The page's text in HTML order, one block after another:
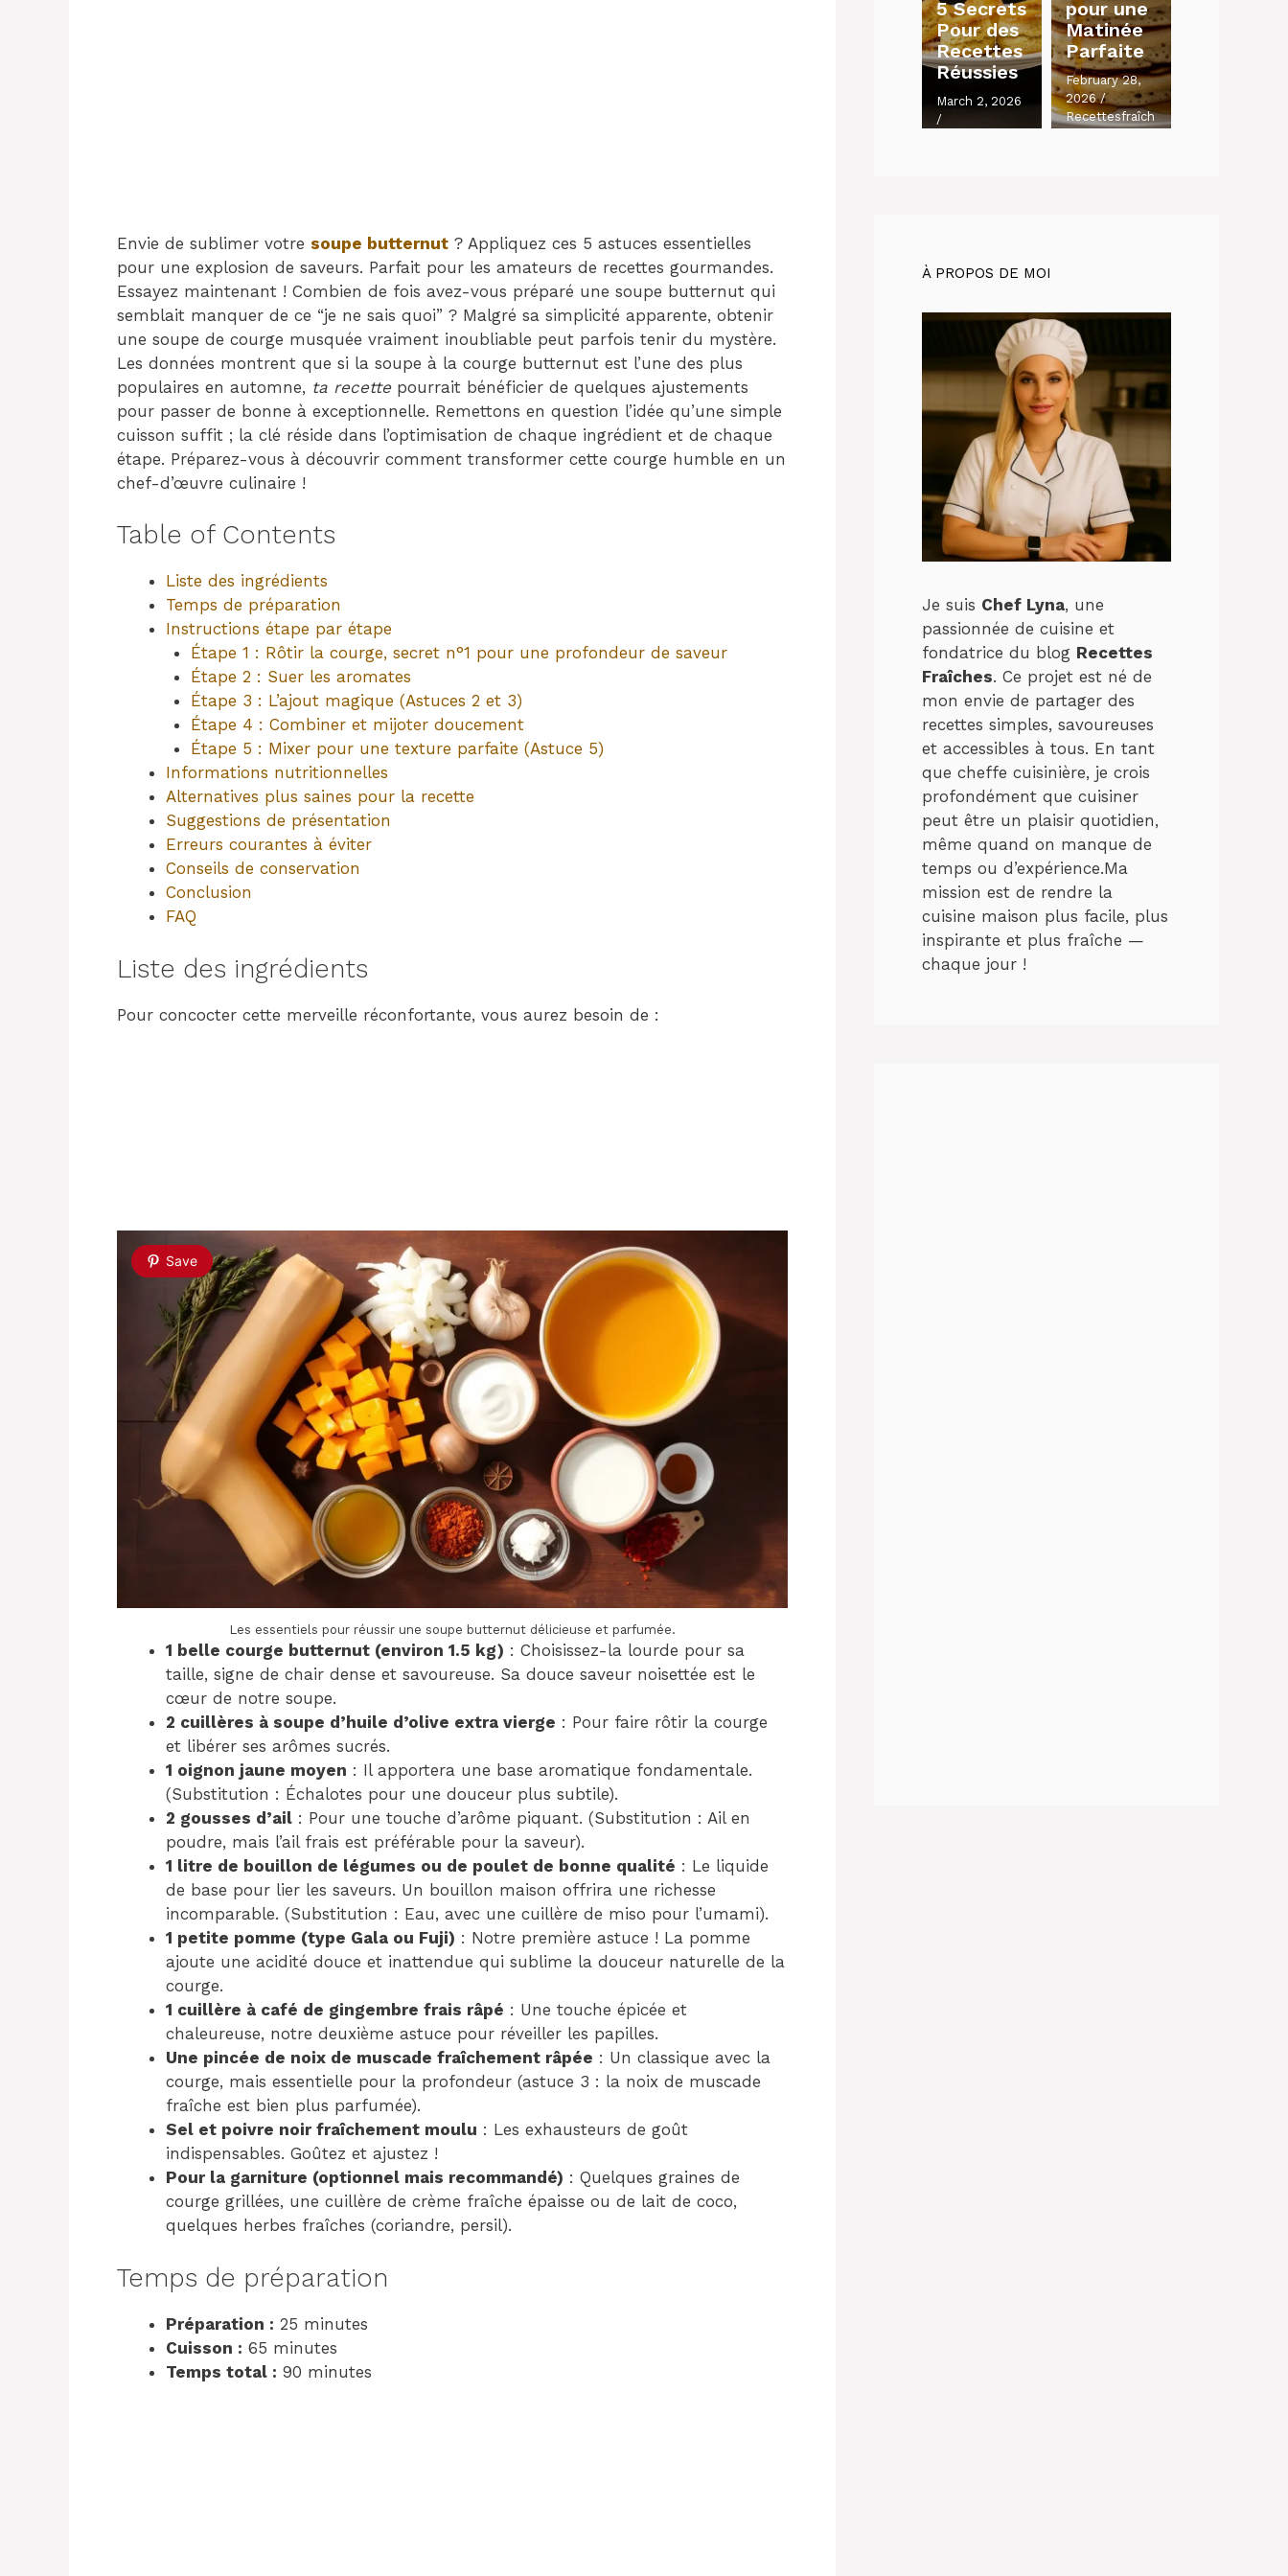
Envie de sublimer votre soupe butternut ? Appliquez ces 5 astuces essentielles
pour une explosion de saveurs. Parfait pour les amateurs de recettes gourmandes.
Essayez maintenant ! Combien de fois avez-vous préparé une soupe butternut qui
semblait manquer de ce “je ne sais quoi” ? Malgré sa simplicité apparente, obtenir
une soupe de courge musquée vraiment inoubliable peut parfois tenir du mystère.
Les données montrent que si la soupe à la courge butternut est l’une des plus
populaires en automne, ta recette pourrait bénéficier de quelques ajustements
pour passer de bonne à exceptionnelle. Remettons en question l’idée qu’une simple
cuisson suffit ; la clé réside dans l’optimisation de chaque ingrédient et de chaque
étape. Préparez-vous à découvrir comment transformer cette courge humble en un
chef-d’œuvre culinaire !
Table of Contents
Liste des ingrédients
Temps de préparation
Instructions étape par étape
Étape 1 : Rôtir la courge, secret n°1 pour une profondeur de saveur
Étape 2 : Suer les aromates
Étape 3 : L’ajout magique (Astuces 2 et 3)
Étape 4 : Combiner et mijoter doucement
Étape 5 : Mixer pour une texture parfaite (Astuce 5)
Informations nutritionnelles
Alternatives plus saines pour la recette
Suggestions de présentation
Erreurs courantes à éviter
Conseils de conservation
Conclusion
FAQ
Liste des ingrédients
Pour concocter cette merveille réconfortante, vous aurez besoin de :
Save
Les essentiels pour réussir une soupe butternut délicieuse et parfumée.
1 belle courge butternut (environ 1.5 kg) : Choisissez-la lourde pour sa
taille, signe de chair dense et savoureuse. Sa douce saveur noisettée est le
cœur de notre soupe.
2 cuillères à soupe d’huile d’olive extra vierge : Pour faire rôtir la courge
et libérer ses arômes sucrés.
1 oignon jaune moyen : Il apportera une base aromatique fondamentale.
(Substitution : Échalotes pour une douceur plus subtile).
2 gousses d’ail : Pour une touche d’arôme piquant. (Substitution : Ail en
poudre, mais l’ail frais est préférable pour la saveur).
1 litre de bouillon de légumes ou de poulet de bonne qualité : Le liquide
de base pour lier les saveurs. Un bouillon maison offrira une richesse
incomparable. (Substitution : Eau, avec une cuillère de miso pour l’umami).
1 petite pomme (type Gala ou Fuji) : Notre première astuce ! La pomme
ajoute une acidité douce et inattendue qui sublime la douceur naturelle de la
courge.
1 cuillère à café de gingembre frais râpé : Une touche épicée et
chaleureuse, notre deuxième astuce pour réveiller les papilles.
Une pincée de noix de muscade fraîchement râpée : Un classique avec la
courge, mais essentielle pour la profondeur (astuce 3 : la noix de muscade
fraîche est bien plus parfumée).
Sel et poivre noir fraîchement moulu : Les exhausteurs de goût
indispensables. Goûtez et ajustez !
Pour la garniture (optionnel mais recommandé) : Quelques graines de
courge grillées, une cuillère de crème fraîche épaisse ou de lait de coco,
quelques herbes fraîches (coriandre, persil).
Temps de préparation
Préparation : 25 minutes
Cuisson : 65 minutes
Temps total : 90 minutes
5 Secrets
Pour des
Recettes
Réussies
March 2, 2026
/
pour une
Matinée
Parfaite
February 28,
2026/
Recettesfraîch
À PROPOS DE MOI
Je suis Chef Lyna, une
passionnée de cuisine et
fondatrice du blog Recettes
Fraîches. Ce projet est né de
mon envie de partager des
recettes simples, savoureuses
et accessibles à tous. En tant
que cheffe cuisinière, je crois
profondément que cuisiner
peut être un plaisir quotidien,
même quand on manque de
temps ou d’expérience.Ma
mission est de rendre la
cuisine maison plus facile, plus
inspirante et plus fraîche —
chaque jour !